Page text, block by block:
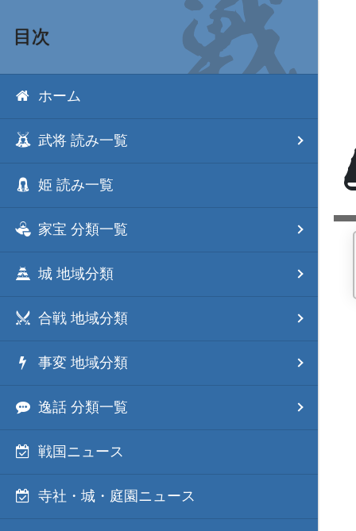
目次
ホーム
武将 読み一覧
姫 読み一覧
家宝 分類一覧
城 地域分類
合戦 地域分類
事変 地域分類
逸話 分類一覧
戦国ニュース
寺社・城・庭園ニュース